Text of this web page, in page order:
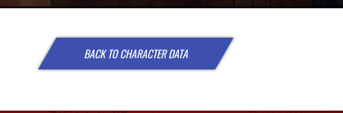
BACK TO CHARACTER DATA